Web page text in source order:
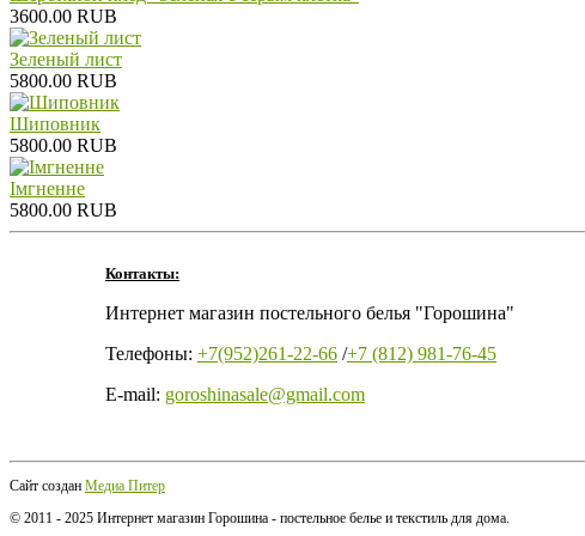
3600.00 RUB
Зеленый лист
5800.00 RUB
Шиповник
5800.00 RUB
Iмгненне
5800.00 RUB
Контакты:
Интернет магазин постельного белья "Горошина"
Телефоны: +7(952)261-22-66 /+7 (812) 981-76-45
E-mail: goroshinasale@gmail.com
Сайт создан Медиа Питер
© 2011 - 2025 Интернет магазин Горошина - постельное белье и текстиль для дома.